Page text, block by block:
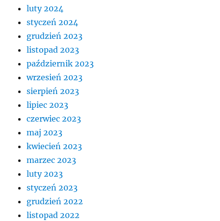
luty 2024
styczeń 2024
grudzień 2023
listopad 2023
październik 2023
wrzesień 2023
sierpień 2023
lipiec 2023
czerwiec 2023
maj 2023
kwiecień 2023
marzec 2023
luty 2023
styczeń 2023
grudzień 2022
listopad 2022